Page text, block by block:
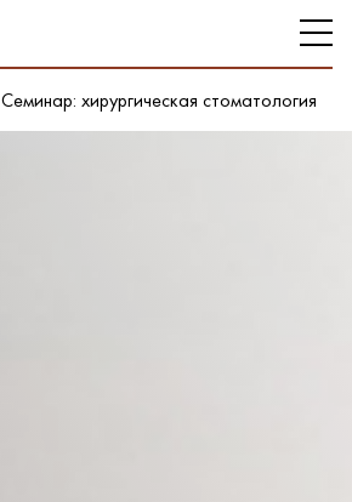
Семинар: хирургическая стоматология